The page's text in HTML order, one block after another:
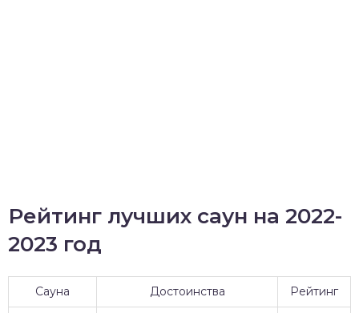
Рейтинг лучших саун на 2022-
2023 год
Сауна Достоинства Рейтинг